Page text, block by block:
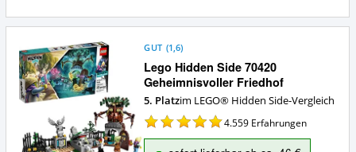
Lego Hidden Side 70420
Geheimnisvoller Friedhof
GUT (1,6)
5. Platzim LEGO® Hidden Side-Vergleich
4.559 Erfahrungen